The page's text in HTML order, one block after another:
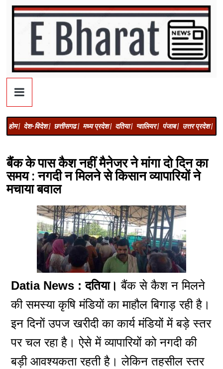
होम | देश-विदेश | छत्तीसगढ | मध्य प्रदेश | दतिया | ग्वालियर | पंजाब | उत्तर प्रदेश |
बैंक के पास कैश नहीं मैनेजर ने मांगा दो दिन का
समय : नगदी न मिलने से किसान व्यापारियों ने
मचाया बवाल
Datia News : दतिया। बैंक से कैश न मिलने
की समस्या कृषि मंडियों का माहौल बिगाड़ रही है।
इन दिनाें उपज खरीदी का कार्य मंडियों में बड़े स्तर
पर चल रहा है। ऐसे में व्यापारियों को नगदी की
बड़ी आवश्यकता रहती है। लेकिन तहसील स्तर